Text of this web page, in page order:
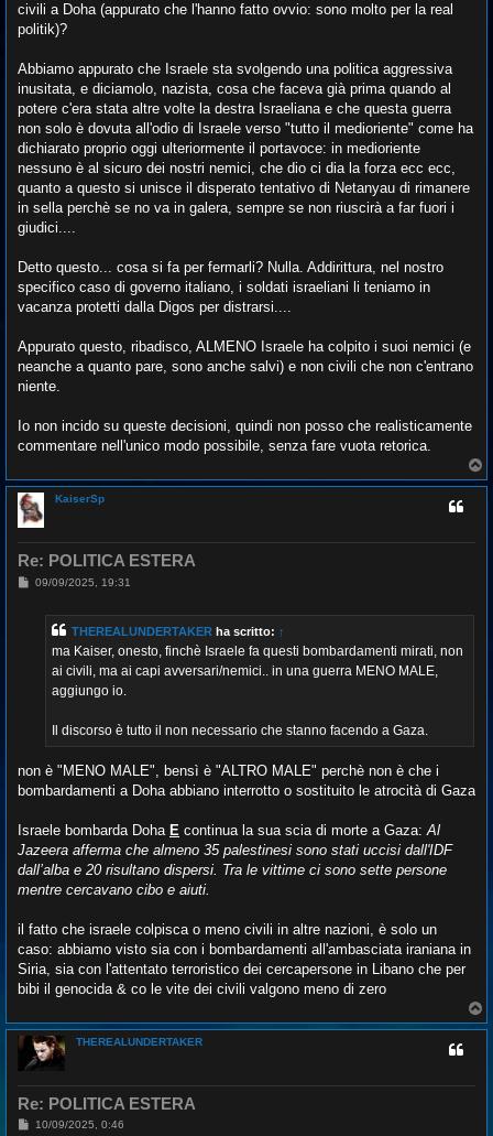
civili a Doha (appurato che l'hanno fatto ovvio: sono molto per la real
politik)?
Abbiamo appurato che Israele sta svolgendo una politica aggressiva
inusitata, e diciamolo, nazista, cosa che faceva già prima quando al
potere c'era stata altre volte la destra Israeliana e che questa guerra
non solo è dovuta all'odio di Israele verso "tutto il medioriente" come ha
dichiarato proprio oggi ulteriormente il portavoce: in medioriente
nessuno è al sicuro dei nostri nemici, che dio ci dia la forza ecc ecc,
quanto a questo si unisce il disperato tentativo di Netanyau di rimanere
in sella perchè se no va in galera, sempre se non riuscirà a far fuori i
giudici....
Detto questo... cosa si fa per fermarli? Nulla. Addirittura, nel nostro
specifico caso di governo italiano, i soldati israeliani li teniamo in
vacanza protetti dalla Digos per distrarsi....
Appurato questo, ribadisco, ALMENO Israele ha colpito i suoi nemici (e
neanche a quanto pare, sono anche salvi) e non civili che non c'entrano
niente.
Io non incido su queste decisioni, quindi non posso che realisticamente
commentare nell'unico modo possibile, senza fare vuota retorica.
o
KaiserSp
Re: POLITICA ESTERA
M09/09/2025, 19:31
THEREALUNDERTAKER ha scritto: ↑
ma Kaiser, onesto, finchè Israele fa questi bombardamenti mirati, non
ai civili, ma ai capi avversari/nemici.. in una guerra MENO MALE,
aggiungo io.
Il discorso è tutto il non necessario che stanno facendo a Gaza.
non è "MENO MALE", bensì è "ALTRO MALE" perchè non è che i
bombardamenti a Doha abbiano interrotto o sostituito le atrocità di Gaza
Israele bombarda Doha E continua la sua scia di morte a Gaza: Al
Jazeera afferma che almeno 35 palestinesi sono stati uccisi dall'IDF
dall’alba e 20 risultano dispersi. Tra le vittime ci sono sette persone
mentre cercavano cibo e aiuti.
il fatto che israele colpisca o meno civili in altre nazioni, è solo un
caso: abbiamo visto sia con i bombardamenti all'ambasciata iraniana in
Siria, sia con l'attentato terroristico dei cercapersone in Libano che per
bibi il genocida & co le vite dei civili valgono meno di zero
o
THEREALUNDERTAKER
Re: POLITICA ESTERA
M10/09/2025, 0:46